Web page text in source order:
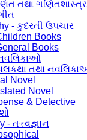
તથા ગણિતશાસ્ત્ર
- કુદરતી ઉપચાર
Books
Books
તથા
Novel
Novel
& Detective
- તત્ત્વજ્ઞાન